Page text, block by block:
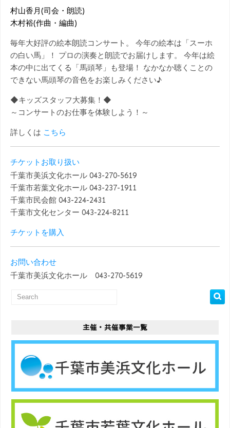
村山香月(司会・朗読)
木村裕(作曲・編曲)
毎年大好評の絵本朗読コンサート。 今年の絵本は「スーホ
の白い馬」！ プロの演奏と朗読でお届けします。 今年は絵
本の中に出てくる「馬頭琴」も登場！ なかなか聴くことの
できない馬頭琴の音色をお楽しみください♪
◆キッズスタッフ大募集！◆
～コンサートのお仕事を体験しよう！～
詳しくは こちら
チケットお取り扱い
千葉市美浜文化ホール 043-270-5619
千葉市若葉文化ホール 043-237-1911
千葉市民会館 043-224-2431
千葉市文化センター 043-224-8211
チケットを購入
お問い合わせ
千葉市美浜文化ホール 043-270-5619
主催・共催事業一覧